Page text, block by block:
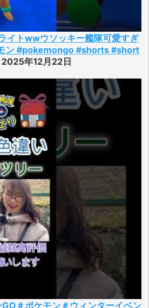
イトwwウソッキー艦隊可愛すぎ
ン #pokemongo #shorts #short
年12月22日
＃ポケモン＃ウィンターイベン